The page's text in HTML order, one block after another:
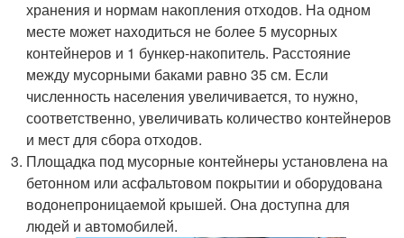
хранения и нормам накопления отходов. На одном
месте может находиться не более 5 мусорных
контейнеров и 1 бункер-накопитель. Расстояние
между мусорными баками равно 35 см. Если
численность населения увеличивается, то нужно,
соответственно, увеличивать количество контейнеров
и мест для сбора отходов.
Площадка под мусорные контейнеры установлена на
бетонном или асфальтовом покрытии и оборудована
водонепроницаемой крышей. Она доступна для
людей и автомобилей.